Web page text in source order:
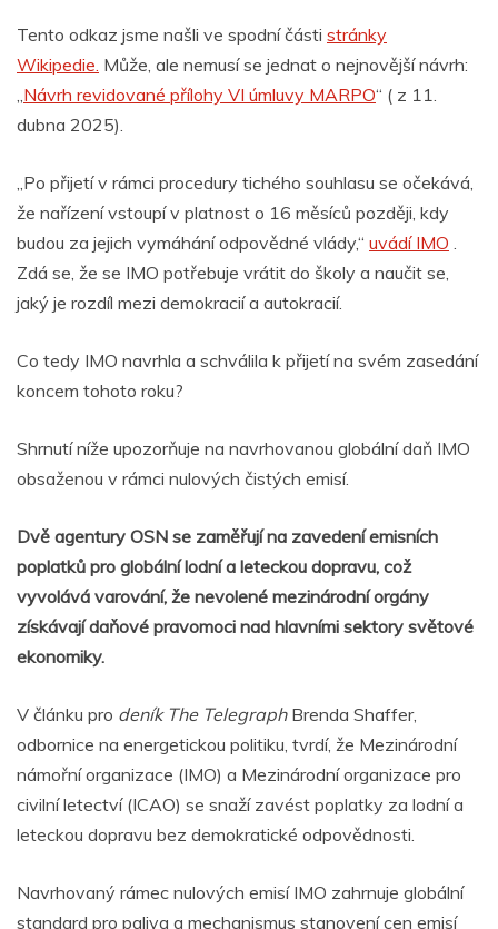
Tento odkaz jsme našli ve spodní části stránky
Wikipedie. Může, ale nemusí se jednat o nejnovější návrh:
Návrh revidované přílohy VI úmluvy MARPO“ ( z 11.
dubna 2025).
„Po přijetí v rámci procedury tichého souhlasu se očekává,
že nařízení vstoupí v platnost o 16 měsíců později, kdy
budou za jejich vymáhání odpovědné vlády,“ uvádí IMO
Zdá se, že se IMO potřebuje vrátit do školy a naučit se,
jaký je rozdíl mezi demokracií a autokracií.
Co tedy IMO navrhla a schválila k přijetí na svém zasedání
koncem tohoto roku?
Shrnutí níže upozorňuje na navrhovanou globální daň IMO
obsaženou v rámci nulových čistých emisí.
Dvě agentury OSN se zaměřují na zavedení emisních
poplatků pro globální lodní a leteckou dopravu, což
vyvolává varování, že nevolené mezinárodní orgány
získávají daňové pravomoci nad hlavními sektory světové
ekonomiky.
V článku pro deník The TelegraphBrenda Shaffer,
odbornice na energetickou politiku, tvrdí, že Mezinárodní
námořní organizace (IMO) a Mezinárodní organizace pro
civilní letectví (ICAO) se snaží zavést poplatky za lodní a
leteckou dopravu bez demokratické odpovědnosti.
Navrhovaný rámec nulových emisí IMO zahrnuje globální
standard pro paliva a mechanismus stanovení cen emisí